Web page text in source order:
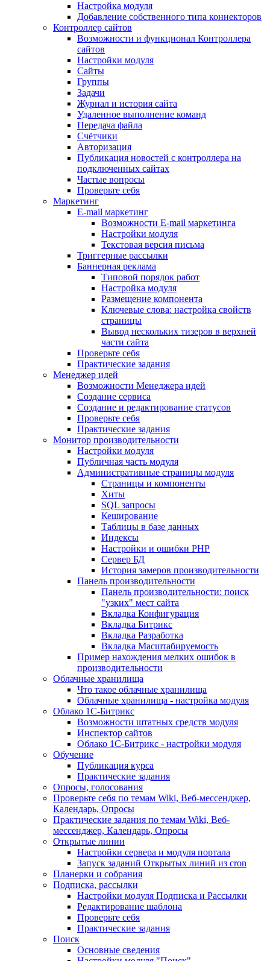
Настройка модуля
Добавление собственного типа коннекторов
Контроллер сайтов
Возможности и функционал Контроллера
сайтов
Настройки модуля
Сайты
Группы
Задачи
Журнал и история сайта
Удаленное выполнение команд
Передача файла
Счётчики
Авторизация
Публикация новостей с контроллера на
подключенных сайтах
Частые вопросы
Проверьте себя
Маркетинг
E-mail маркетинг
Возможности E-mail маркетинга
Настройки модуля
Текстовая версия письма
Триггерные рассылки
Баннерная реклама
Типовой порядок работ
Настройка модуля
Размещение компонента
Ключевые слова: настройка свойств
страницы
Вывод нескольких тизеров в верхней
части сайта
Проверьте себя
Практические задания
Менеджер идей
Возможности Менеджера идей
Создание сервиса
Создание и редактирование статусов
Проверьте себя
Практические задания
Монитор производительности
Настройки модуля
Публичная часть модуля
Административные страницы модуля
Страницы и компоненты
Хиты
SQL запросы
Кеширование
Таблицы в базе данных
Индексы
Настройки и ошибки PHP
Сервер БД
История замеров производительности
Панель производительности
Панель производительности: поиск
"узких" мест сайта
Вкладка Конфигурация
Вкладка Битрикс
Вкладка Разработка
Вкладка Масштабируемость
Пример нахождения мелких ошибок в
производительности
Облачные хранилища
Что такое облачные хранилища
Облачные хранилища - настройка модуля
Облако 1С-Битрикс
Возможности штатных средств модуля
Инспектор сайтов
Облако 1С-Битрикс - настройки модуля
Обучение
Публикация курса
Практические задания
Опросы, голосования
Проверьте себя по темам Wiki, Веб-мессенджер,
Календарь, Опросы
Практические задания по темам Wiki, Веб-
мессенджер, Календарь, Опросы
Открытые линии
Настройки сервера и модуля портала
Запуск заданий Открытых линий из cron
Планерки и собрания
Подписка, рассылки
Настройки модуля Подписка и Рассылки
Редактирование шаблона
Проверьте себя
Практические задания
Поиск
Основные сведения